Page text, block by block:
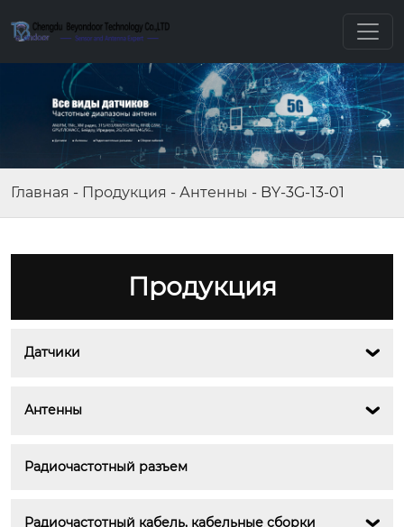
Главная - Продукция - Антенны - BY-3G-13-01
Продукция
Датчики 
Антенны 
Радиочастотный разъем
Радиочастотный кабель, кабельные сборки 